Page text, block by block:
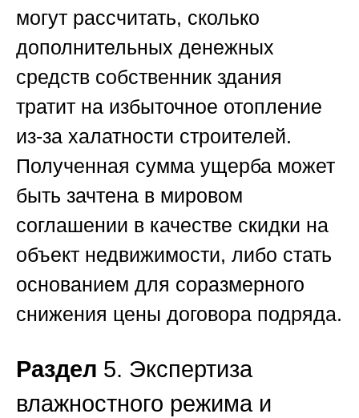
могут рассчитать, сколько
дополнительных денежных
средств собственник здания
тратит на избыточное отопление
из-за халатности строителей.
Полученная сумма ущерба может
быть зачтена в мировом
соглашении в качестве скидки на
объект недвижимости, либо стать
основанием для соразмерного
снижения цены договора подряда.
Раздел 5. Экспертиза
влажностного режима и